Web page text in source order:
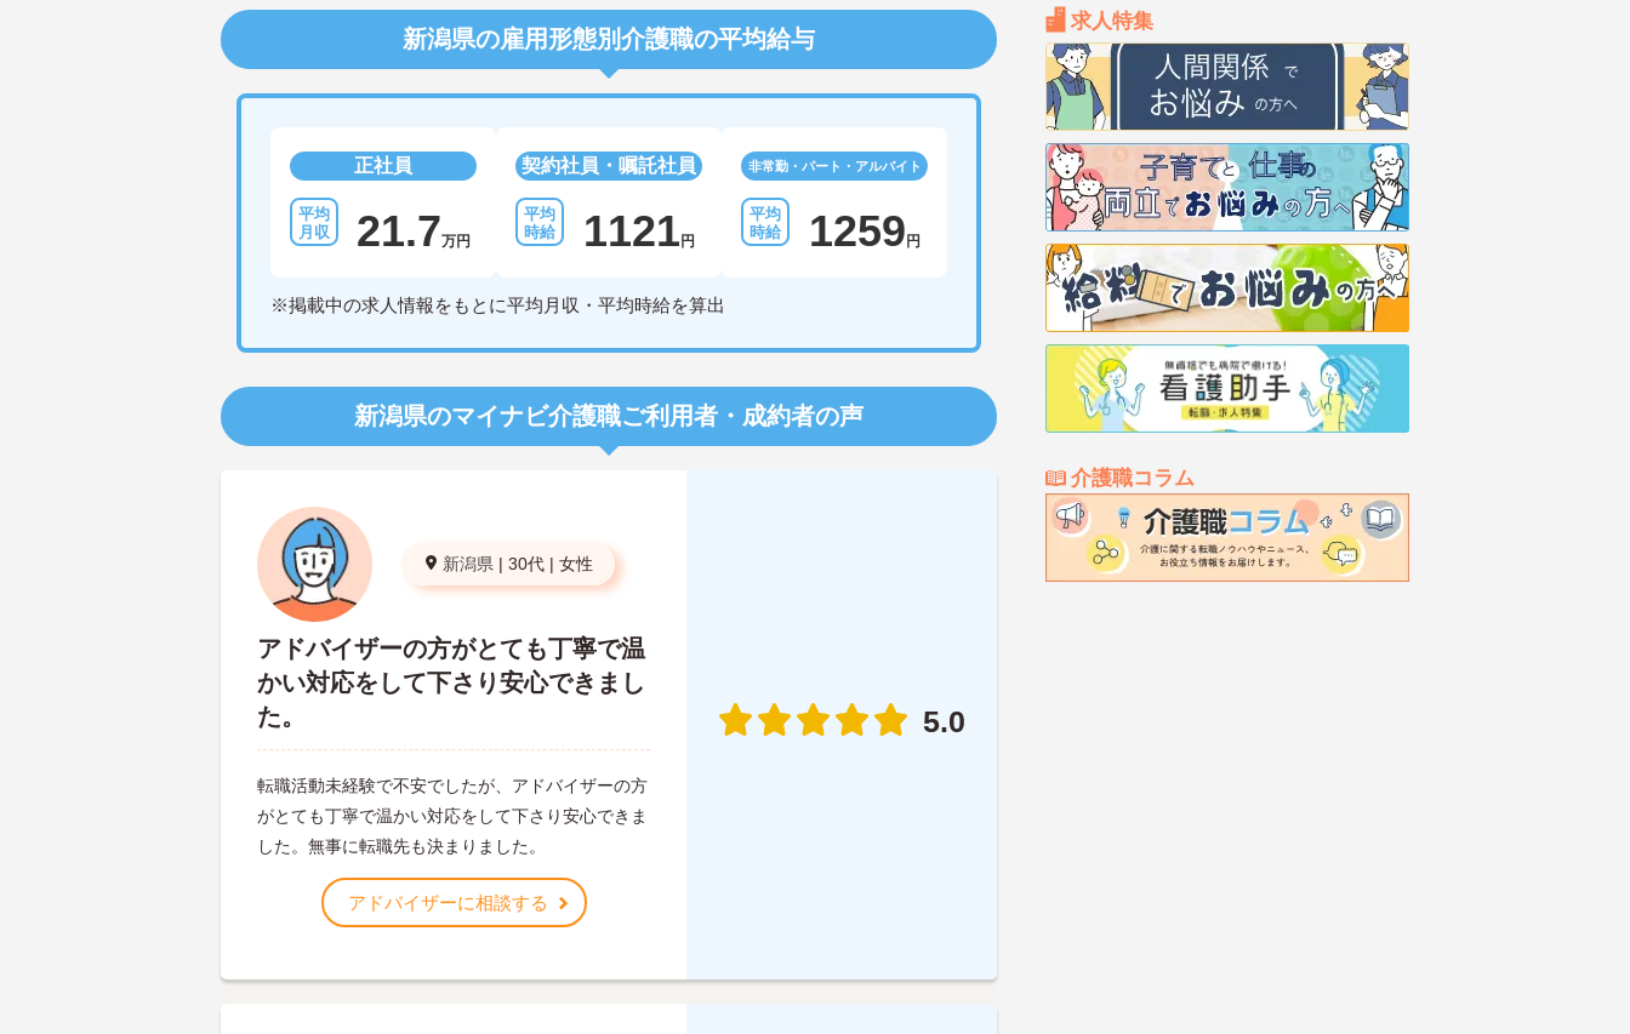
求人特集
介護職コラム
新潟県の雇用形態別介護職の平均給与
正社員
21.7万円
契約社員・嘱託社員
1121 円
非常勤・パート・アルバイト
1259 円
※掲載中の求人情報をもとに平均月収・平均時給を算出
新潟県のマイナビ介護職ご利用者・成約者の声
新潟県 | 30代 | 女性
アドバイザーの方がとても丁寧で温
かい対応をして下さり安心できまし
た。
転職活動未経験で不安でしたが、アドバイザーの方
がとても丁寧で温かい対応をして下さり安心できま
した。無事に転職先も決まりました。
アドバイザーに相談する
5.0